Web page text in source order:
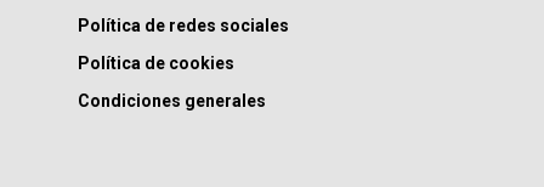
Política de redes sociales
Política de cookies
Condiciones generales